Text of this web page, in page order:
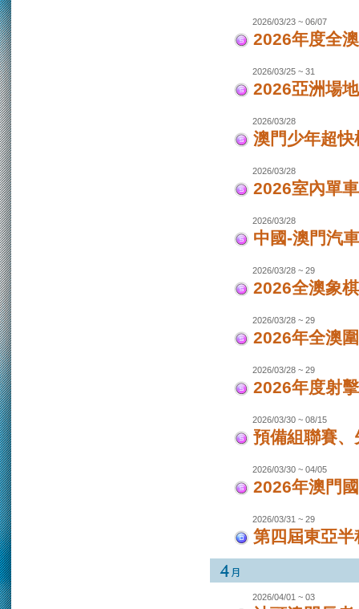
2026/03/23 ~ 06/07
2026年度全
2026/03/25 ~ 31
2026亞洲場
2026/03/28
澳門少年超快
2026/03/28
2026室內單
2026/03/28
中國-澳門汽
2026/03/28 ~ 29
2026全澳象
2026/03/28 ~ 29
2026年全澳
2026/03/28 ~ 29
2026年度射
2026/03/30 ~ 08/15
預備組聯賽
2026/03/30 ~ 04/05
2026年澳門
2026/03/31 ~ 29
第四屆東亞
2026/04/01 ~ 03